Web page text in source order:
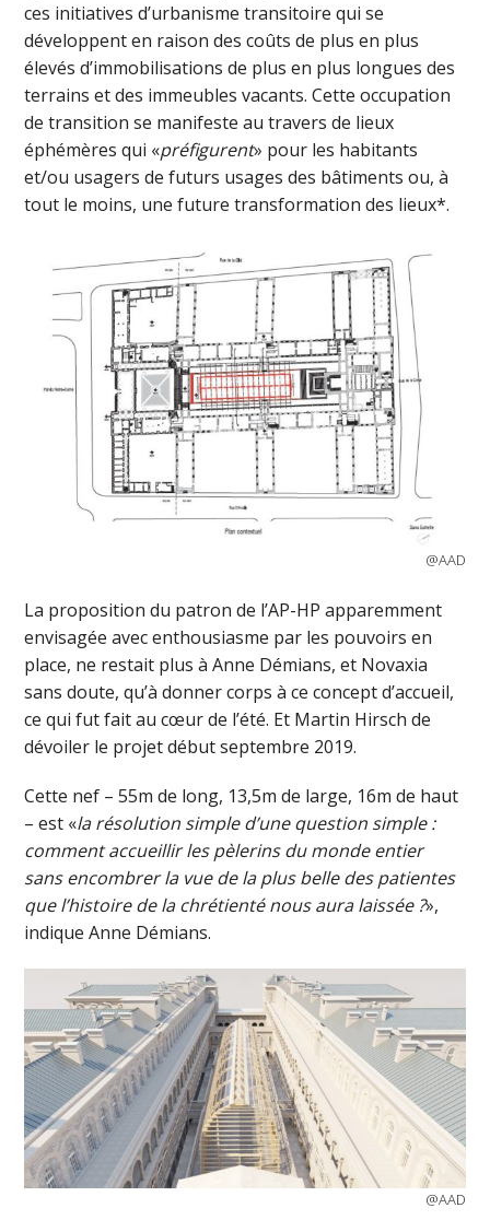
ces initiatives d’urbanisme transitoire qui se
développent en raison des coûts de plus en plus
élevés d’immobilisations de plus en plus longues des
terrains et des immeubles vacants. Cette occupation
de transition se manifeste au travers de lieux
éphémères qui «préfigurent» pour les habitants
et/ou usagers de futurs usages des bâtiments ou, à
tout le moins, une future transformation des lieux*.
@AAD
La proposition du patron de l’AP-HP apparemment
envisagée avec enthousiasme par les pouvoirs en
place, ne restait plus à Anne Démians, et Novaxia
sans doute, qu’à donner corps à ce concept d’accueil,
ce qui fut fait au cœur de l’été. Et Martin Hirsch de
dévoiler le projet début septembre 2019.
Cette nef – 55m de long, 13,5m de large, 16m de haut
– est «la résolution simple d’une question simple :
comment accueillir les pèlerins du monde entier
sans encombrer la vue de la plus belle des patientes
que l’histoire de la chrétienté nous aura laissée ?»,
indique Anne Démians.
@AAD